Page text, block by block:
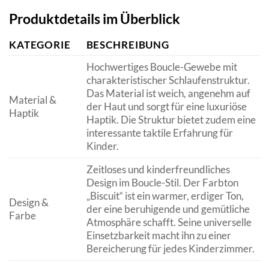
Produktdetails im Überblick
KATEGORIE BESCHREIBUNG
Material &
Haptik
Hochwertiges Boucle-Gewebe mit
charakteristischer Schlaufenstruktur.
Das Material ist weich, angenehm auf
der Haut und sorgt für eine luxuriöse
Haptik. Die Struktur bietet zudem eine
interessante taktile Erfahrung für
Kinder.
Design &
Farbe
Zeitloses und kinderfreundliches
Design im Boucle-Stil. Der Farbton
„Biscuit“ ist ein warmer, erdiger Ton,
der eine beruhigende und gemütliche
Atmosphäre schafft. Seine universelle
Einsetzbarkeit macht ihn zu einer
Bereicherung für jedes Kinderzimmer.